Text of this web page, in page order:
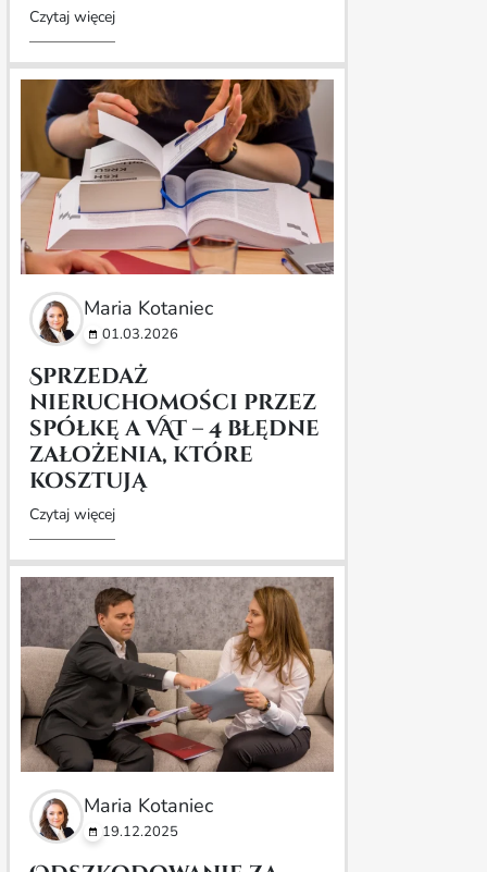
Czytaj więcej
Maria Kotaniec
01.03.2026
Sprzedaż
nieruchomości przez
spółkę a VAT – 4 błędne
założenia, które
kosztują
Czytaj więcej
Maria Kotaniec
19.12.2025